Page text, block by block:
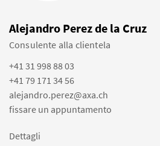
Alejandro Perez de la Cruz
Consulente alla clientela
+41 31 998 88 03
+41 79 171 34 56
alejandro.perez@axa.ch
fissare un appuntamento
Dettagli